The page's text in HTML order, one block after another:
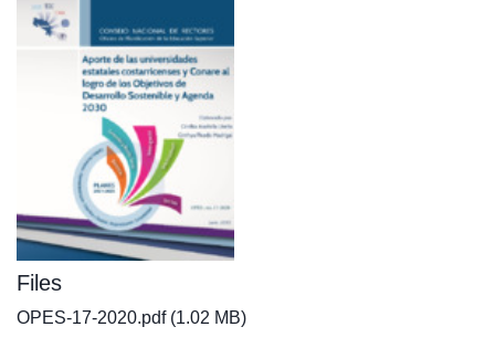
Files
OPES-17-2020.pdf(1.02 MB)